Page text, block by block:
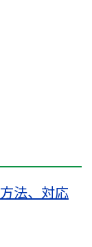
法、対応